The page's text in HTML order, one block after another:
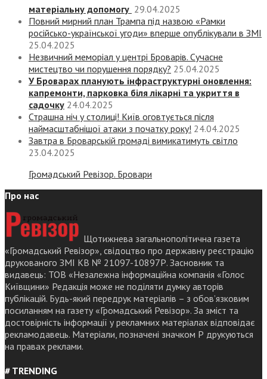
матеріальну допомогу 29.04.2025
Повний мирний план Трампа під назвою «‎Рамки
російсько-української угоди» вперше опублікували в ЗМІ
25.04.2025
Незвичний меморіал у центрі Броварів. Сучасне
мистецтво чи порушення порядку? 25.04.2025
У Броварах планують інфраструктурні оновлення:
капремонти, парковка біля лікарні та укриття в
садочку 24.04.2025
Страшна ніч у столиці! Київ оговтується після
наймасштабнішої атаки з початку року! 24.04.2025
Завтра в Броварській громаді вимикатимуть світло
23.04.2025
Громадський Ревізор. Бровари
Про нас
Щотижнева загальнополітична газета
«Громадський Ревізор», свідоцтво про державну реєстрацію
друкованого ЗМІ КВ № 21097-10897Р. Засновник та
видавець: ТОВ «Незалежна інформаційна компанія «Голос
Київщини» Редакція може не поділяти думку авторів
публікацій. Будь-який передрук матеріалів – з обов’язковим
посиланням на газету «Громадський Ревізор». За зміст та
достовірність інформації у рекламних матеріалах відповідає
рекламодавець. Матеріали, позначені значком Р друкуються
на правах реклами.
# TRENDING